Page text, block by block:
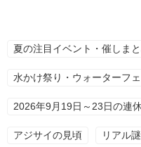
夏の注目イベント・催しま
水かけ祭り・ウォーターフ
2026年9月19日～23日の連
アジサイの見頃 リアル